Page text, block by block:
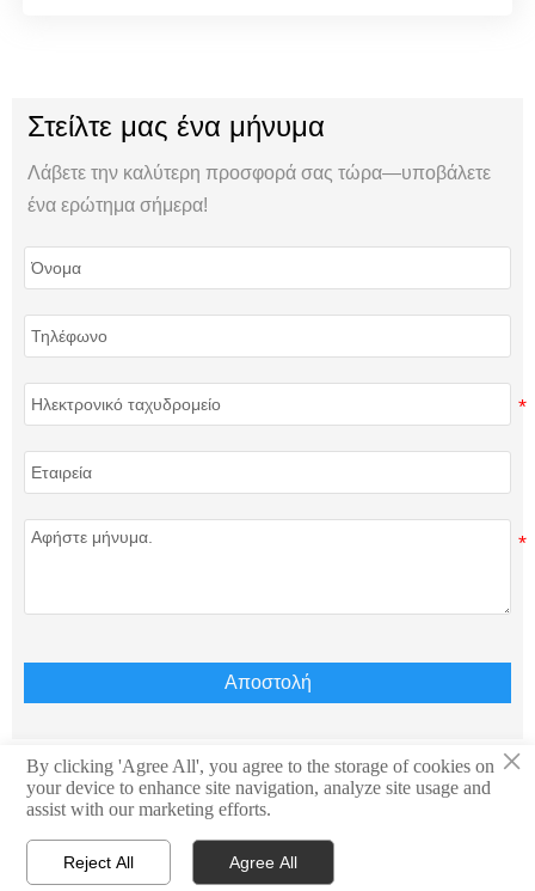
Στείλτε μας ένα μήνυμα
Λάβετε την καλύτερη προσφορά σας τώρα—υποβάλετε
ένα ερώτημα σήμερα!
Αποστολή
Πνευματικά δικαιώματα © Teison Energy Technology
  
×
By clicking 'Agree All', you agree to the storage of cookies on
your device to enhance site navigation, analyze site usage and
assist with our marketing efforts.
Reject All Agree All